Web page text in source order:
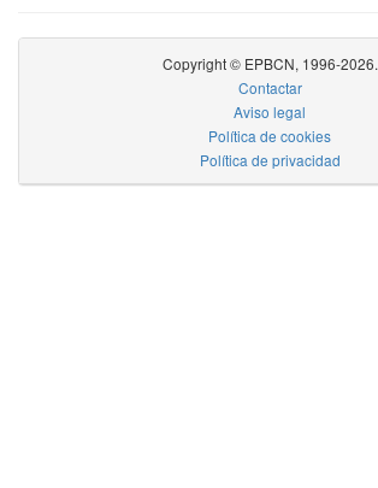
Copyright © EPBCN, 1996-2026.
Contactar
Aviso legal
Política de cookies
Política de privacidad